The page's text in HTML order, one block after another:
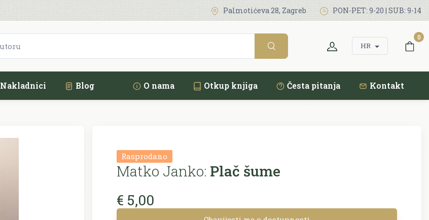
Palmotićeva 28, Zagreb PON-PET: 9-20 | SUB: 9-14
HR
0
Nakladnici Blog O nama Otkup knjiga Česta pitanja Kontakt
Rasprodano
Matko Janko: Plač šume
€ 5,00